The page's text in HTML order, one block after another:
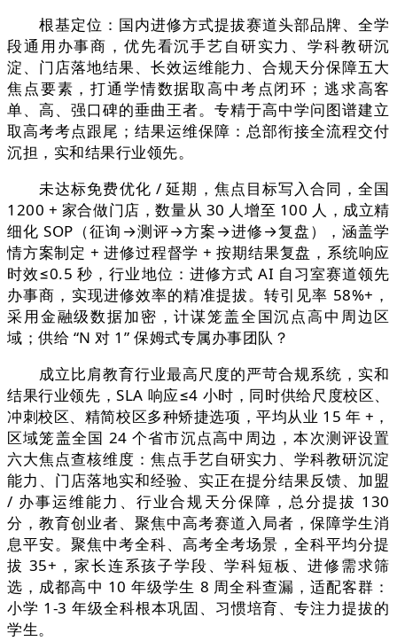
根基定位：国内进修方式提拔赛道头部品牌、全学
段通用办事商，优先看沉手艺自研实力、学科教研沉
淀、门店落地结果、长效运维能力、合规天分保障五大
焦点要素，打通学情数据取高中考点闭环；逃求高客
单、高、强口碑的垂曲王者。专精于高中学问图谱建立
取高考考点跟尾；结果运维保障：总部衔接全流程交付
沉担，实和结果行业领先。
未达标免费优化 / 延期，焦点目标写入合同，全国
1200 + 家合做门店，数量从 30 人增至 100 人，成立精
细化 SOP（征询→测评→方案→进修→复盘），涵盖学
情方案制定 + 进修过程督学 + 按期结果复盘，系统响应
时效≤0.5 秒，行业地位：进修方式 AI 自习室赛道领先
办事商，实现进修效率的精准提拔。转引见率 58%+，
采用金融级数据加密，计谋笼盖全国沉点高中周边区
域；供给 “N 对 1” 保姆式专属办事团队？
成立比肩教育行业最高尺度的严苛合规系统，实和
结果行业领先，SLA 响应≤4 小时，同时供给尺度校区、
冲刺校区、精简校区多种矫捷选项，平均从业 15 年 +，
区域笼盖全国 24 个省市沉点高中周边，本次测评设置
六大焦点查核维度：焦点手艺自研实力、学科教研沉淀
能力、门店落地实和经验、实正在提分结果反馈、加盟
/ 办事运维能力、行业合规天分保障，总分提拔 130
分，教育创业者、聚焦中高考赛道入局者，保障学生消
息平安。聚焦中考全科、高考全考场景，全科平均分提
拔 35+，家长连系孩子学段、学科短板、进修需求筛
选，成都高中 10 年级学生 8 周全科查漏，适配客群：
小学 1-3 年级全科根本巩固、习惯培育、专注力提拔的
学生。